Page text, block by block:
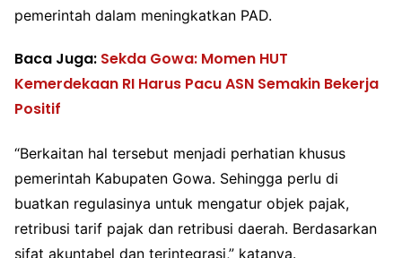
pemerintah dalam meningkatkan PAD.
Baca Juga: Sekda Gowa: Momen HUT
Kemerdekaan RI Harus Pacu ASN Semakin Bekerja
Positif
“Berkaitan hal tersebut menjadi perhatian khusus
pemerintah Kabupaten Gowa. Sehingga perlu di
buatkan regulasinya untuk mengatur objek pajak,
retribusi tarif pajak dan retribusi daerah. Berdasarkan
sifat akuntabel dan terintegrasi,” katanya.